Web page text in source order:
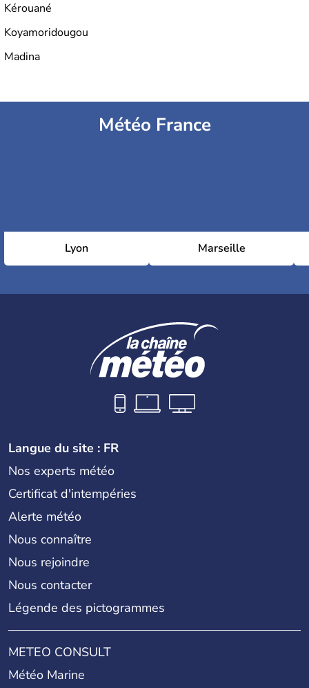
Kérouané
Koyamoridougou
Madina
Météo France
Lyon Marseille
Langue du site : FR
Nos experts météo
Certificat d'intempéries
Alerte météo
Nous connaître
Nous rejoindre
Nous contacter
Légende des pictogrammes
METEO CONSULT
Météo Marine